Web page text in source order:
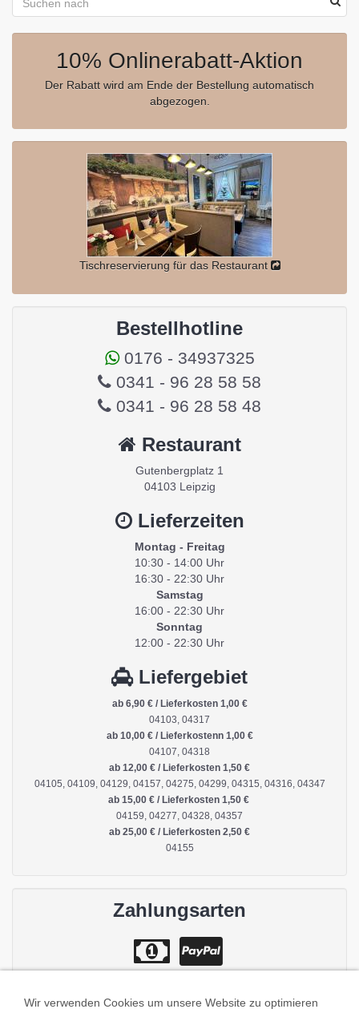
10% Onlinerabatt-Aktion
Der Rabatt wird am Ende der Bestellung automatisch
abgezogen.
Tischreservierung für das Restaurant
Bestellhotline
0176 - 34937325
0341 - 96 28 58 58
0341 - 96 28 58 48
Restaurant
Gutenbergplatz 1
04103 Leipzig
Lieferzeiten
Montag - Freitag
10:30 - 14:00 Uhr
16:30 - 22:30 Uhr
Samstag
16:00 - 22:30 Uhr
Sonntag
12:00 - 22:30 Uhr
Liefergebiet
ab 6,90 € / Lieferkosten 1,00 €
04103, 04317
ab 10,00 € / Lieferkostenn 1,00 €
04107, 04318
ab 12,00 € / Lieferkosten 1,50 €
04105, 04109, 04129, 04157, 04275, 04299, 04315, 04316, 04347
ab 15,00 € / Lieferkosten 1,50 €
04159, 04277, 04328, 04357
ab 25,00 € / Lieferkosten 2,50 €
04155
Zahlungsarten
Wir verwenden Cookies um unsere Website zu optimieren